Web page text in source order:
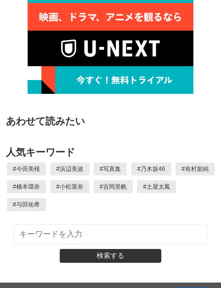
あわせて読みたい
人気キーワード
#今田美桜 #浜辺美波 #写真集 #乃木坂46 #有村架純
#橋本環奈 #小松菜奈 #吉岡里帆 #土屋太鳳
#与田祐希
検索する